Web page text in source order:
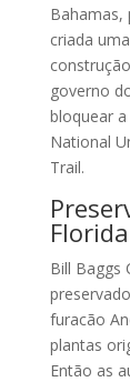
Bahamas,
criada
governo
bloquear
National
Trail.
Bill Baggs
furacão
plantas
Então as